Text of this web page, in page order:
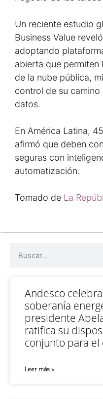
Un reciente estudio
Business Value
adoptando
abierta que permiten
de la nube pública,
control de su
datos.
En América Latina,
afirmó que deben
seguras con
automatización.
Tomado de La
Andesco
soberanía
presidente
ratifica su
conjunto para
Leer más »